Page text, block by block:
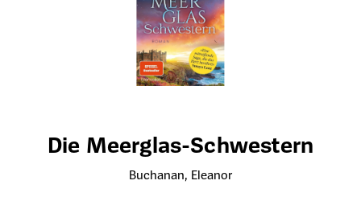
Die Meerglas-Schwestern
Buchanan, Eleanor